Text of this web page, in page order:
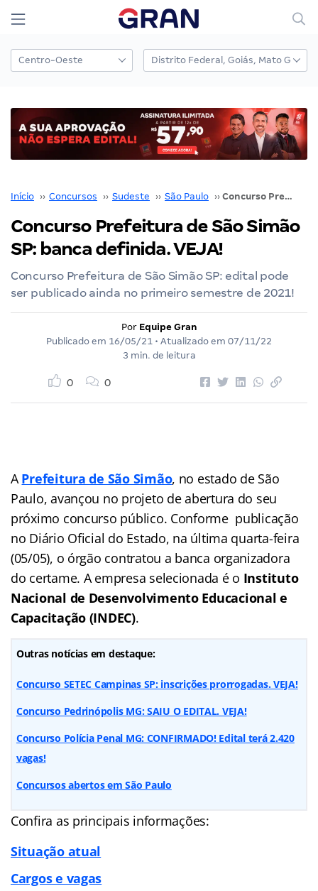
Início ›› Concursos ›› Sudeste ›› São Paulo ›› Concurso Prefeitura de São Simão SP: banca definida. VEJA!
Concurso Prefeitura de São Simão
SP: banca definida. VEJA!
Concurso Prefeitura de São Simão SP: edital pode
ser publicado ainda no primeiro semestre de 2021!
Por Equipe Gran
Publicado em 16/05/21 • Atualizado em 07/11/22
3 min. de leitura
0 0
APrefeitura de São Simão, no estado de São
Paulo, avançou no projeto de abertura do seu
próximo concurso público. Conforme publicação
no Diário Oficial do Estado, na última quarta-feira
(05/05), o órgão contratou a banca organizadora
do certame. A empresa selecionada é o Instituto
Nacional de Desenvolvimento Educacional e
Capacitação (INDEC).
Outras notícias em destaque:
Concurso SETEC Campinas SP: inscrições prorrogadas. VEJA!
Concurso Pedrinópolis MG: SAIU O EDITAL. VEJA!
Concurso Polícia Penal MG: CONFIRMADO! Edital terá 2.420
vagas!
Concursos abertos em São Paulo
Confira as principais informações:
Situação atual
Cargos e vagas